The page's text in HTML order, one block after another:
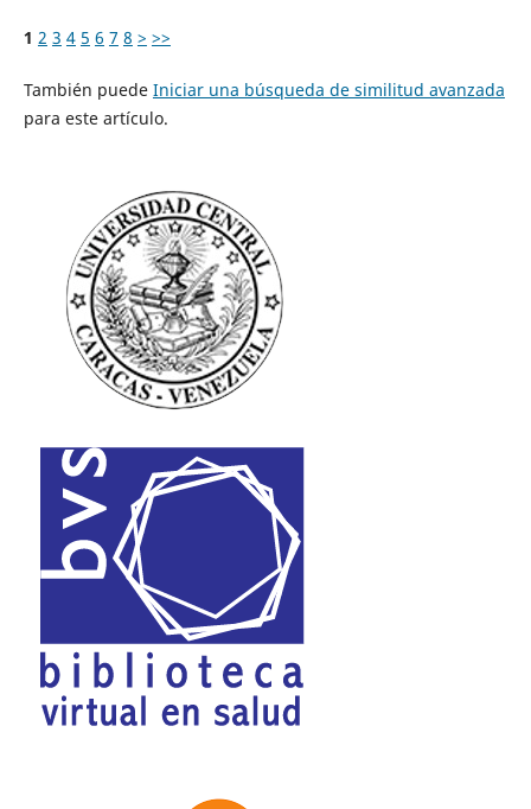
1 2 3 4 5 6 7 8 > >>
También puede Iniciar una búsqueda de similitud avanzada
para este artículo.